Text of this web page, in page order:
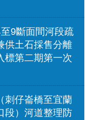
9斷面間河段疏
供土石採售分離
標第二期第一次
刺仔崙橋至宜蘭
段）河道整理防